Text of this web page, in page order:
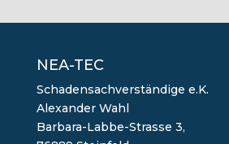
NEA-TEC
Schadensachverständige e.K.
Alexander Wahl
Barbara-Labbe-Strasse 3,